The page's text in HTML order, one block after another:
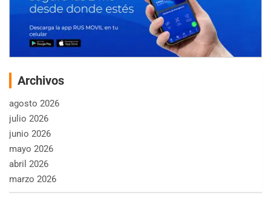
Archivos
agosto 2026
julio 2026
junio 2026
mayo 2026
abril 2026
marzo 2026